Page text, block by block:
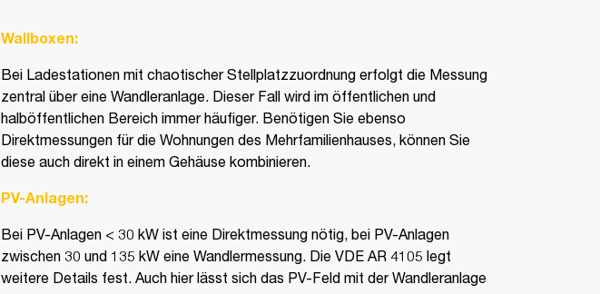
Wallboxen:
Bei Ladestationen mit chaotischer Stellplatzzuordnung erfolgt die Messung
zentral über eine Wandleranlage. Dieser Fall wird im öffentlichen und
halböffentlichen Bereich immer häufiger. Benötigen Sie ebenso
Direktmessungen für die Wohnungen des Mehrfamilienhauses, können Sie
diese auch direkt in einem Gehäuse kombinieren.
PV-Anlagen:
Bei PV-Anlagen < 30 kW ist eine Direktmessung nötig, bei PV-Anlagen
zwischen 30 und 135 kW eine Wandlermessung. Die VDE AR 4105 legt
weitere Details fest. Auch hier lässt sich das PV-Feld mit der Wandleranlage